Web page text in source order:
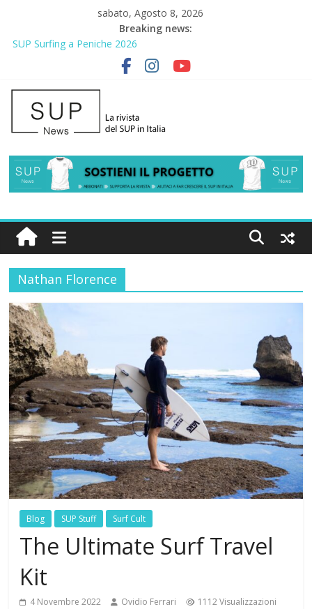
sabato, Agosto 8, 2026
Breaking news:
SUP Surfing a Peniche 2026
AirSUP a Gallico: prima storica gara per Reggio Calabria
Gallico Paddle Fest 2026: sul lungomare di Gallico torna la festa
del SUP
Porto Selvaggio, a lezione di soccorso con la giornata della
prevenzione
2° Urban Sup Trophy: la regata solidale per lo IOR
Nathan Florence
Blog SUP Stuff Surf Cult
The Ultimate Surf Travel
Kit
4 Novembre 2022 Ovidio Ferrari
1112 Visualizzazioni